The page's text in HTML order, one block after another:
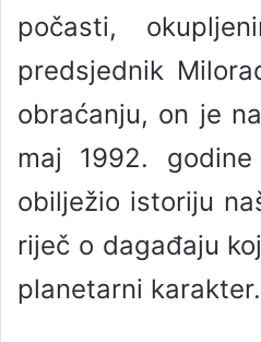
počasti,
predsjednik
obraćanju, on je
maj 1992.
obilježio istoriju
riječ o dagađaju
planetarni karakter.